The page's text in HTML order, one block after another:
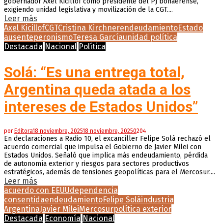
exigiendo unidad legislativa y movilización de la CGT....
Leer más
Axel KicillofCGTCristina KirchnerendeudamientoEstado
ausenteperonismoTeresa Garcíaunidad política
Destacada Nacional Política
Solá: “Es una entrega total,
Argentina queda atada a los
intereses de Estados Unidos”
por Editora18 noviembre, 202518 noviembre, 20250204
En declaraciones a Radio 10, el excanciller Felipe Solá rechazó el
acuerdo comercial que impulsa el Gobierno de Javier Milei con
Estados Unidos. Señaló que implica más endeudamiento, pérdida
de autonomía exterior y riesgos para sectores productivos
estratégicos, además de tensiones geopolíticas para el Mercosur....
Leer más
acuerdo con EEUUdependencia
consentidaendeudamientoFelipe Soláindustria
ArgentinaJavier MileiMercosurpolítica exterior
Destacada Economía Nacional